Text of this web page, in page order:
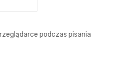
podczas pisania